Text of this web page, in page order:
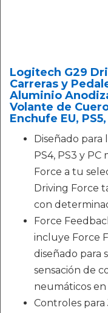
Logitech G29
Carreras y
Aluminio
Volante de
Enchufe EU,
Diseñado para
PS4, PS3 y
Force a tu
Driving Force
con
Force
incluye Force
diseñado para
sensación de
neumáticos en
Controles para